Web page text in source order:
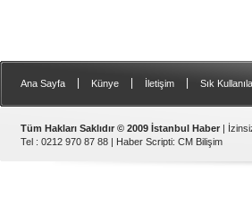
Ana Sayfa Künye İletişim Sık
Tüm Hakları Saklıdır © 2009 İstanbul Haber |
Tel : 0212 970 87 88 | Haber Scripti: CM Bilişim